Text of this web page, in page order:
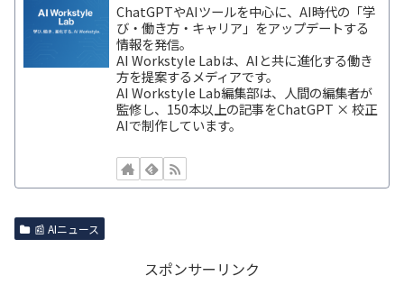
ChatGPTやAIツールを中心に、AI時代の「学
び・働き方・キャリア」をアップデートする
情報を発信。
AI Workstyle Labは、AIと共に進化する働き
方を提案するメディアです。
AI Workstyle Lab編集部は、人間の編集者が
監修し、150本以上の記事をChatGPT × 校正
AIで制作しています。
📰 AIニュース
スポンサーリンク